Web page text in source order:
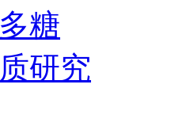
糖
研究